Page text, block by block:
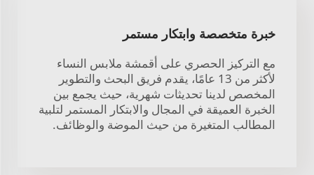
خبرة متخصصة وابتكار مستمر
مع التركيز الحصري على أقمشة ملابس النساء
لأكثر من 13 عامًا، يقدم فريق البحث والتطوير
المخصص لدينا تحديثات شهرية، حيث يجمع بين
الخبرة العميقة في المجال والابتكار المستمر لتلبية
المطالب المتغيرة من حيث الموضة والوظائف.